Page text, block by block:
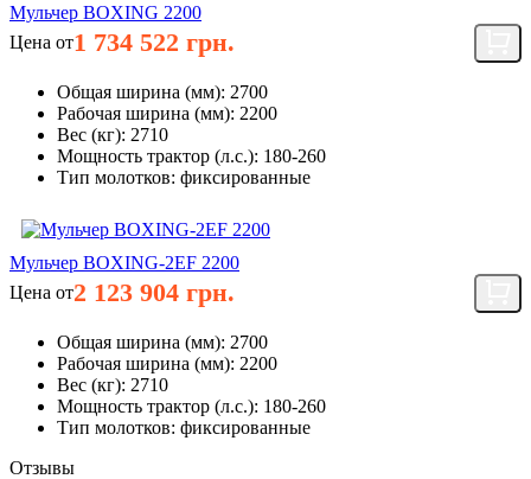
Мульчер BOXING 2200
Цена от1 734 522 грн.
Общая ширина (мм): 2700
Рабочая ширина (мм): 2200
Вес (кг): 2710
Мощность трактор (л.с.): 180-260
Тип молотков: фиксированные
Мульчер BOXING-2EF 2200
Цена от2 123 904 грн.
Общая ширина (мм): 2700
Рабочая ширина (мм): 2200
Вес (кг): 2710
Мощность трактор (л.с.): 180-260
Тип молотков: фиксированные
Отзывы